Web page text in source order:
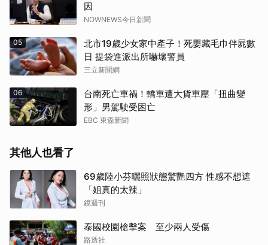
因
NOWNEWS今日新聞
05
北市19歲少女家中產子！死嬰藏毛巾伴屍數
日 提袋進派出所嚇壞警員
三立新聞網
06
台南死亡車禍！轎車遭大貨車壓「扭曲變
形」男駕駛受困亡
EBC 東森新聞
其他人也看了
69歲陸小芬曬照狀態驚艷四方 性感不想遮
「姐真的太辣」
鏡週刊
泰國校園槍擊案 至少兩人受傷
路透社